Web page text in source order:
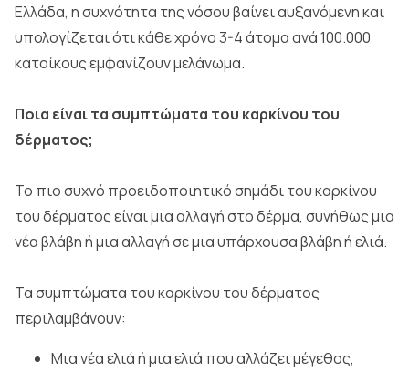
Ελλάδα, η συχνότητα της νόσου βαίνει αυξανόμενη και
υπολογίζεται ότι κάθε χρόνο 3-4 άτομα ανά 100.000
κατοίκους εμφανίζουν μελάνωμα.
Ποια είναι τα συμπτώματα του καρκίνου του
δέρματος;
Το πιο συχνό προειδοποιητικό σημάδι του καρκίνου
του δέρματος είναι μια αλλαγή στο δέρμα, συνήθως μια
νέα βλάβη ή μια αλλαγή σε μια υπάρχουσα βλάβη ή ελιά.
Τα συμπτώματα του καρκίνου του δέρματος
περιλαμβάνουν:
Μια νέα ελιά ή μια ελιά που αλλάζει μέγεθος,